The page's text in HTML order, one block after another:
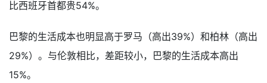
比西班牙首都贵54%。
巴黎的生活成本也明显高于罗马（高出39%）和柏林（高出
29%）。与伦敦相比，差距较小，巴黎的生活成本高出
15%。